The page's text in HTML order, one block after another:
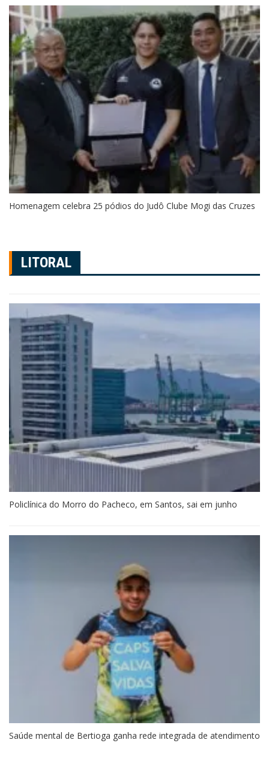
Homenagem celebra 25 pódios do Judô Clube Mogi das Cruzes
LITORAL
Policlínica do Morro do Pacheco, em Santos, sai em junho
Saúde mental de Bertioga ganha rede integrada de atendimento